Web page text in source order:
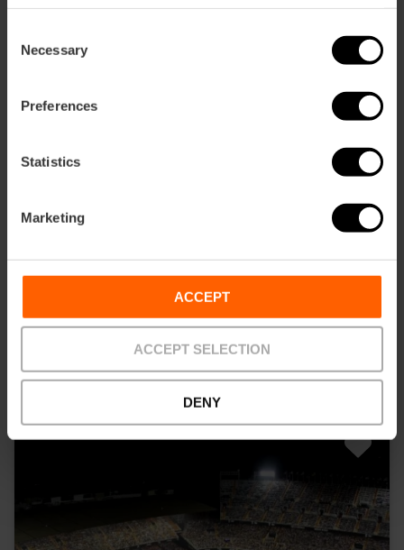
Selection
Necessary
Preferences
Statistics
Marketing
ACCEPT
ACCEPT SELECTION
DENY
4.7 - 45 beoordelingen
10% Korting VLC Tourist Card
€ 45,00